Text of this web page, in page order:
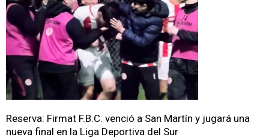
Reserva: Firmat F.B.C. venció a San Martín y jugará una
nueva final en la Liga Deportiva del Sur